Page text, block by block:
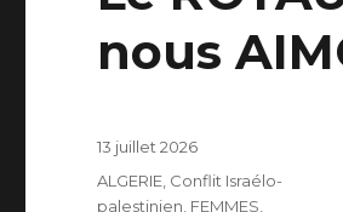
nous
Publié
13 juillet 2026
Catégories
ALGERIE Conflit Israélo-
palestinien FEMMES